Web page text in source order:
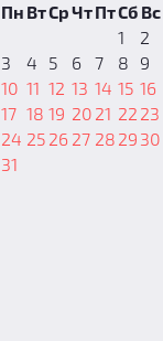
Пн ВтСрЧтПтСб Вс
1
2
3
4 5 6 7 8
9
10 11 12 13 14 15 16
17 18 19 20 21 22 23
24 25 26 27 28 29 30
31